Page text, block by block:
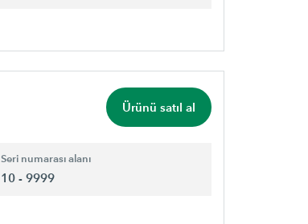
Ürünü satıl al
Seri numarası alanı
10 - 9999